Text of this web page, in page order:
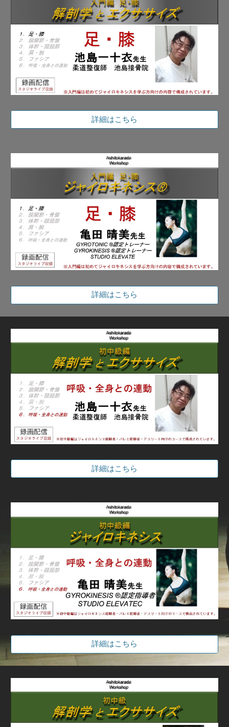
詳細はこちら
詳細はこちら
詳細はこちら
詳細はこちら